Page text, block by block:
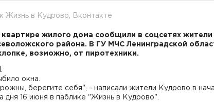
Жизнь в Кудрово, Вконтакте
жилого дома сообщили в соцсетях жители
района. В ГУ МЧС Ленинградской
возможно, от пиротехники.
окна.
берегите себя", - написали жители Кудрово в
дня 16 июня в паблике "Жизнь в Кудрово".